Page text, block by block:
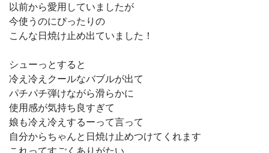
以前から愛用していましたが
今使うのにぴったりの
こんな日焼け止め出ていました！
シューっとすると
冷え冷えクールなバブルが出て
パチパチ弾けながら滑らかに
使用感が気持ち良すぎて
娘も冷え冷えするーって言って
自分からちゃんと日焼け止めつけてくれます
これってすごくありがたい